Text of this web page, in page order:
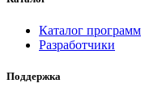
Каталог программ
Разработчики
Поддержка